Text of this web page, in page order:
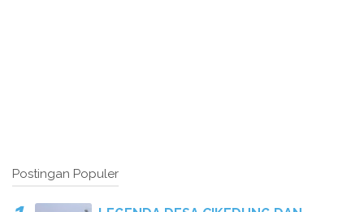
Postingan Populer